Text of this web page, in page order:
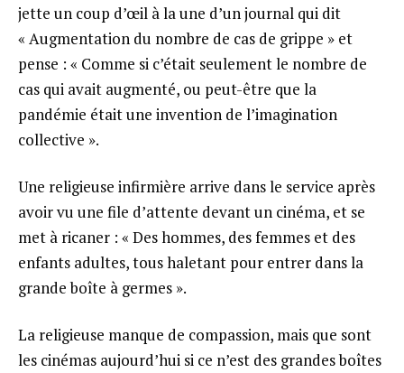
jette un coup d’œil à la une d’un journal qui dit
« Augmentation du nombre de cas de grippe » et
pense : « Comme si c’était seulement le nombre de
cas qui avait augmenté, ou peut-être que la
pandémie était une invention de l’imagination
collective ».
Une religieuse infirmière arrive dans le service après
avoir vu une file d’attente devant un cinéma, et se
met à ricaner : « Des hommes, des femmes et des
enfants adultes, tous haletant pour entrer dans la
grande boîte à germes ».
La religieuse manque de compassion, mais que sont
les cinémas aujourd’hui si ce n’est des grandes boîtes